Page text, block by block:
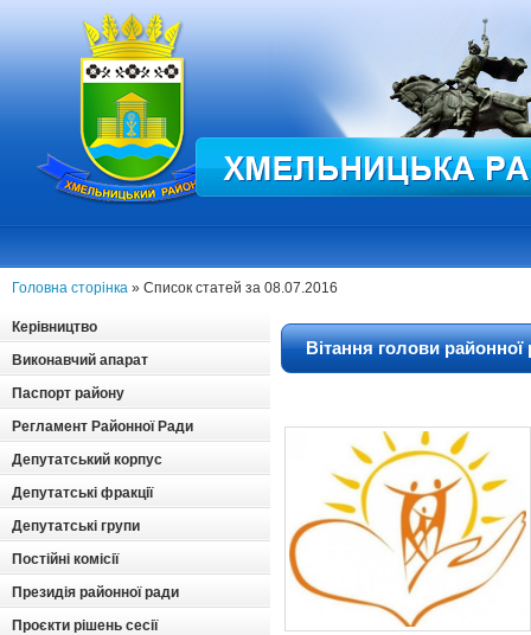
Головна сторінка » Список статей за 08.07.2016
Керівництво
Виконавчий апарат
Паспорт району
Регламент Районної Ради
Депутатський корпус
Депутатські фракції
Депутатські групи
Постійні комісії
Президія районної ради
Проєкти рішень сесії
Вітання голови